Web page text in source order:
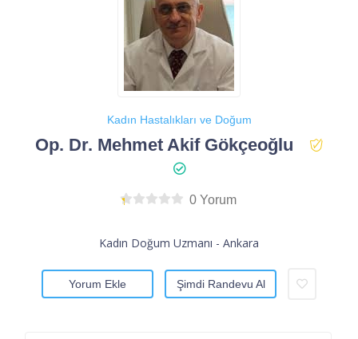
Kadın Hastalıkları ve Doğum
Op. Dr. Mehmet Akif Gökçeoğlu
0 Yorum
Kadın Doğum Uzmanı - Ankara
Yorum Ekle Şimdi Randevu Al